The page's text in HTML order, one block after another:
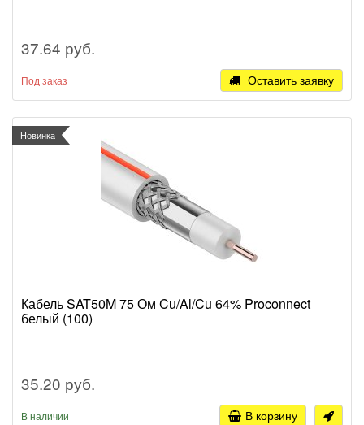
37.64 руб.
Под заказ Оставить заявку
Новинка
Кабель SAT50M 75 Ом Cu/Al/Cu 64% Proconnect
белый (100)
35.20 руб.
В наличии В корзину